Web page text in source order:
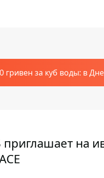
гривен за куб воды: в
на